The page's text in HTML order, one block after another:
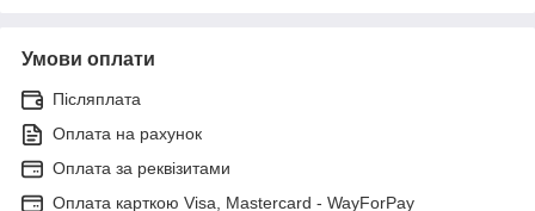
Умови оплати
Післяплата
Оплата на рахунок
Оплата за реквізитами
Оплата карткою Visa, Mastercard - WayForPay